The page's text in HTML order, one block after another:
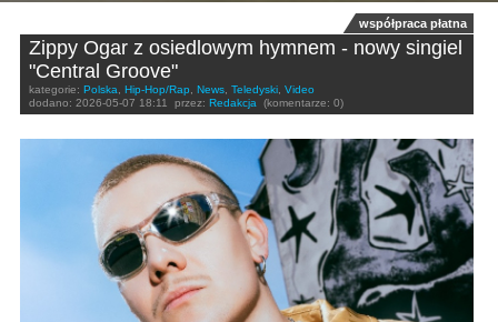
współpraca płatna
Zippy Ogar z osiedlowym hymnem - nowy singiel
"Central Groove"
kategorie: Polska, Hip-Hop/Rap, News, Teledyski, Video
dodano: 2026-05-07 18:11 przez: Redakcja (komentarze: 0)